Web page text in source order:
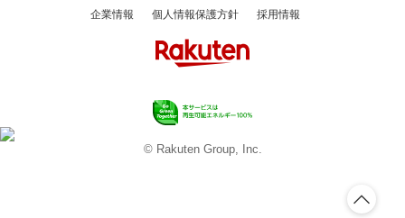
企業情報 個人情報保護方針 採用情報
© Rakuten Group, Inc.